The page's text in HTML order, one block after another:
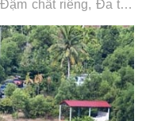
chất riêng, Đa trải
đã có lịch sử hơn 70